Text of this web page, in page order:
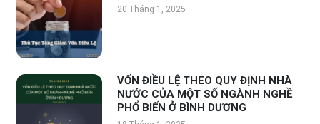
20 Tháng 1, 2025
VỐN ĐIỀU LỆ THEO QUY ĐỊNH NHÀ
NƯỚC CỦA MỘT SỐ NGÀNH NGHỀ
PHỔ BIẾN Ở BÌNH DƯƠNG